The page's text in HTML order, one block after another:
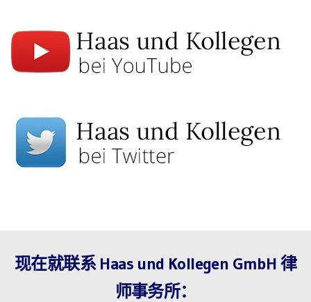
现在就联系 Haas und Kollegen GmbH 律
师事务所：